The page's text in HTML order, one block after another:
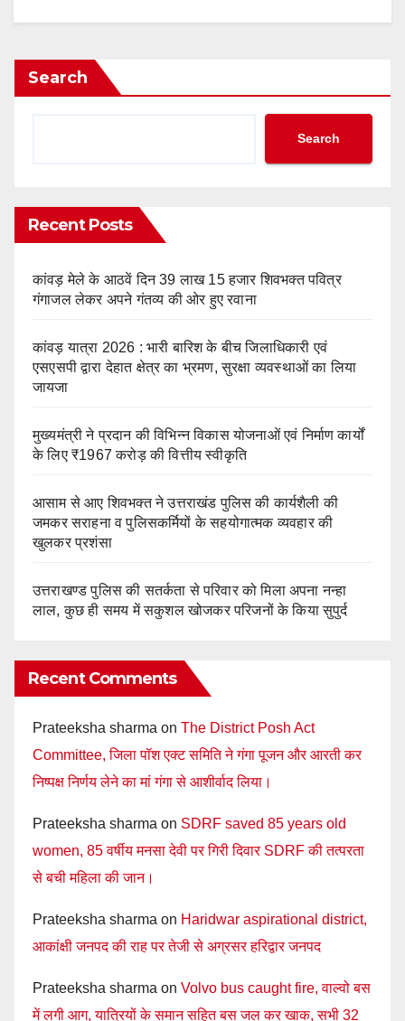
Search
Search
Recent Posts
कांवड़ मेले के आठवें दिन 39 लाख 15 हजार शिवभक्त पवित्र
गंगाजल लेकर अपने गंतव्य की ओर हुए रवाना
कांवड़ यात्रा 2026 : भारी बारिश के बीच जिलाधिकारी एवं
एसएसपी द्वारा देहात क्षेत्र का भ्रमण, सुरक्षा व्यवस्थाओं का लिया
जायजा
मुख्यमंत्री ने प्रदान की विभिन्न विकास योजनाओं एवं निर्माण कार्यों
के लिए ₹1967 करोड़ की वित्तीय स्वीकृति
आसाम से आए शिवभक्त ने उत्तराखंड पुलिस की कार्यशैली की
जमकर सराहना व पुलिसकर्मियों के सहयोगात्मक व्यवहार की
खुलकर प्रशंसा
उत्तराखण्ड पुलिस की सतर्कता से परिवार को मिला अपना नन्हा
लाल, कुछ ही समय में सकुशल खोजकर परिजनों के किया सुपुर्द
Recent Comments
Prateeksha sharma on The District Posh Act
Committee, जिला पॉश एक्ट समिति ने गंगा पूजन और आरती कर
निष्पक्ष निर्णय लेने का मां गंगा से आशीर्वाद लिया।
Prateeksha sharma on SDRF saved 85 years old
women, 85 वर्षीय मनसा देवी पर गिरी दिवार SDRF की तत्परता
से बची महिला की जान।
Prateeksha sharma on Haridwar aspirational district,
आकांक्षी जनपद की राह पर तेजी से अग्रसर हरिद्वार जनपद
Prateeksha sharma on Volvo bus caught fire, वाल्वो बस
में लगी आग, यात्रियों के समान सहित बस जल कर खाक, सभी 32